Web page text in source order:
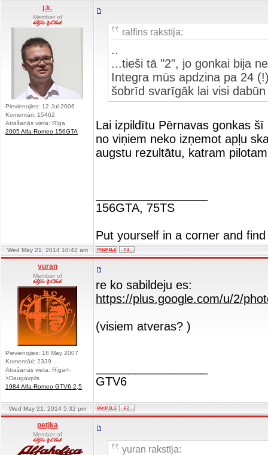
j.k.
Member of
Pievienojies: 12 Jul 2006
Komentāri: 15462
Atrašanās vieta: Rīga
2005 Alfa-Romeo 156GTA
ralfins rakstīja:
..
...tieši tā "2", jo gonkai bija
Integra mūs apdzina pa 24
šobrīd svarīgāk lai visi
Lai izpildītu Pērnavas gonkas
no viņiem neko izņemot apļu
augstu rezultātu, katram
156GTA, 75TS
Put yourself in a corner and
Wed May 21, 2014 10:42 am
yuran
Member of
Pievienojies: 18 May 2007
Komentāri: 2339
Atrašanās vieta: Rīga<-
>Daugavpils
1984 Alfa-Romeo GTV6 2,5
re ko sabildeju es:
https://plus.google.com/u/2/
(visiem atveras? )
GTV6
Wed May 21, 2014 5:32 pm
petjka
Member of
yuran rakstīja: